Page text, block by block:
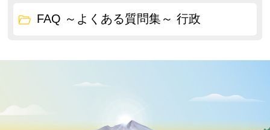
FAQ ～よくある質問集～ 行政